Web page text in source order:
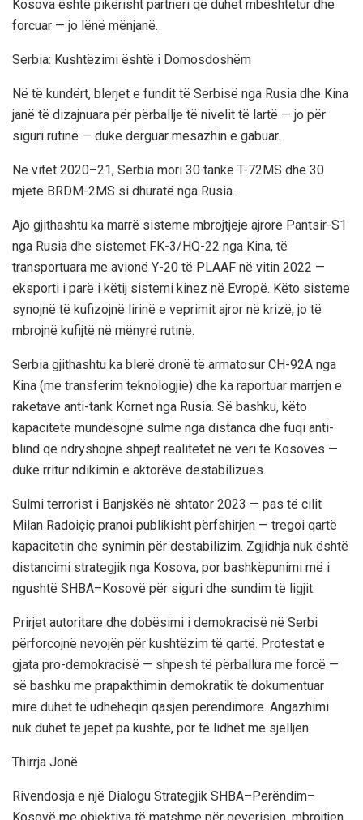
Kosova është pikërisht partneri që duhet mbështetur dhe
forcuar — jo lënë mënjanë.
Serbia: Kushtëzimi është i Domosdoshëm
Në të kundërt, blerjet e fundit të Serbisë nga Rusia dhe Kina
janë të dizajnuara për përballje të nivelit të lartë — jo për
siguri rutinë — duke dërguar mesazhin e gabuar.
Në vitet 2020–21, Serbia mori 30 tanke T-72MS dhe 30
mjete BRDM-2MS si dhuratë nga Rusia.
Ajo gjithashtu ka marrë sisteme mbrojtjeje ajrore Pantsir-S1
nga Rusia dhe sistemet FK-3/HQ-22 nga Kina, të
transportuara me avionë Y-20 të PLAAF në vitin 2022 —
eksporti i parë i këtij sistemi kinez në Evropë. Këto sisteme
synojnë të kufizojnë lirinë e veprimit ajror në krizë, jo të
mbrojnë kufijtë në mënyrë rutinë.
Serbia gjithashtu ka blerë dronë të armatosur CH-92A nga
Kina (me transferim teknologjie) dhe ka raportuar marrjen e
raketave anti-tank Kornet nga Rusia. Së bashku, këto
kapacitete mundësojnë sulme nga distanca dhe fuqi anti-
blind që ndryshojnë shpejt realitetet në veri të Kosovës —
duke rritur ndikimin e aktorëve destabilizues.
Sulmi terrorist i Banjskës në shtator 2023 — pas të cilit
Milan Radoiçiç pranoi publikisht përfshirjen — tregoi qartë
kapacitetin dhe synimin për destabilizim. Zgjidhja nuk është
distancimi strategjik nga Kosova, por bashkëpunimi më i
ngushtë SHBA–Kosovë për siguri dhe sundim të ligjit.
Prirjet autoritare dhe dobësimi i demokracisë në Serbi
përforcojnë nevojën për kushtëzim të qartë. Protestat e
gjata pro-demokracisë — shpesh të përballura me forcë —
së bashku me prapakthimin demokratik të dokumentuar
mirë duhet të udhëheqin qasjen perëndimore. Angazhimi
nuk duhet të jepet pa kushte, por të lidhet me sjelljen.
Thirrja Jonë
Rivendosja e një Dialogu Strategjik SHBA–Perëndim–